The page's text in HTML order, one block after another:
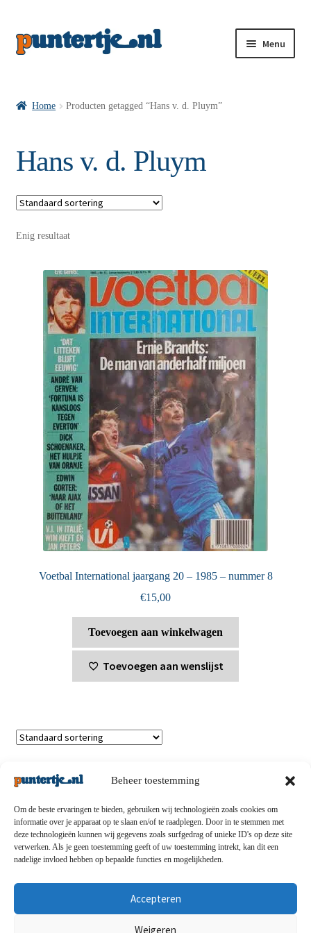
Beheer toestemming
Om de beste ervaringen te bieden, gebruiken wij technologieën zoals cookies om
informatie over je apparaat op te slaan en/of te raadplegen. Door in te stemmen met
deze technologieën kunnen wij gegevens zoals surfgedrag of unieke ID's op deze site
verwerken. Als je geen toestemming geeft of uw toestemming intrekt, kan dit een
nadelige invloed hebben op bepaalde functies en mogelijkheden.
Accepteren
Weigeren
Menu
VI’s met Posters
Wie is puntertje
Puntertjes
Contact
Home Producten getagged “Hans v. d. Pluym”
Hans v. d. Pluym
Enig resultaat
Voetbal International jaargang 20 – 1985 – nummer 8
€15,00
Toevoegen aan winkelwagen
Toevoegen aan wenslijst
Privacybeleid-Verzending en retouren-Algemene
voorwaarden-Disclaimert-Betaalmethoden-Over ons